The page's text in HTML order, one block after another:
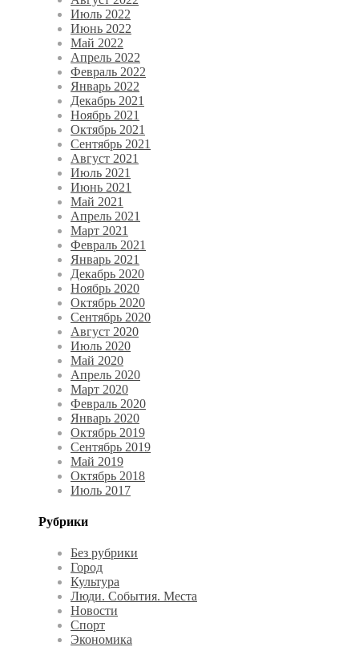
Июль 2022
Июнь 2022
Май 2022
Апрель 2022
Февраль 2022
Январь 2022
Декабрь 2021
Ноябрь 2021
Октябрь 2021
Сентябрь 2021
Август 2021
Июль 2021
Июнь 2021
Май 2021
Апрель 2021
Март 2021
Февраль 2021
Январь 2021
Декабрь 2020
Ноябрь 2020
Октябрь 2020
Сентябрь 2020
Август 2020
Июль 2020
Май 2020
Апрель 2020
Март 2020
Февраль 2020
Январь 2020
Октябрь 2019
Сентябрь 2019
Май 2019
Октябрь 2018
Июль 2017
Рубрики
Без рубрики
Город
Культура
Люди. События. Места
Новости
Спорт
Экономика